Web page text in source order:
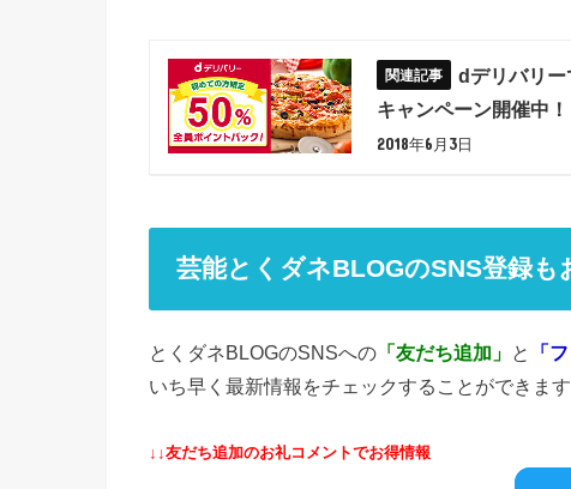
dデリバリー
キャンペーン開催中！
2018年6月3日
芸能とくダネBLOGのSNS登録も
とくダネBLOGのSNSへの 「友だち追加」 と 「
いち早く最新情報をチェックすることができます
↓↓友だち追加のお礼コメントでお得情報